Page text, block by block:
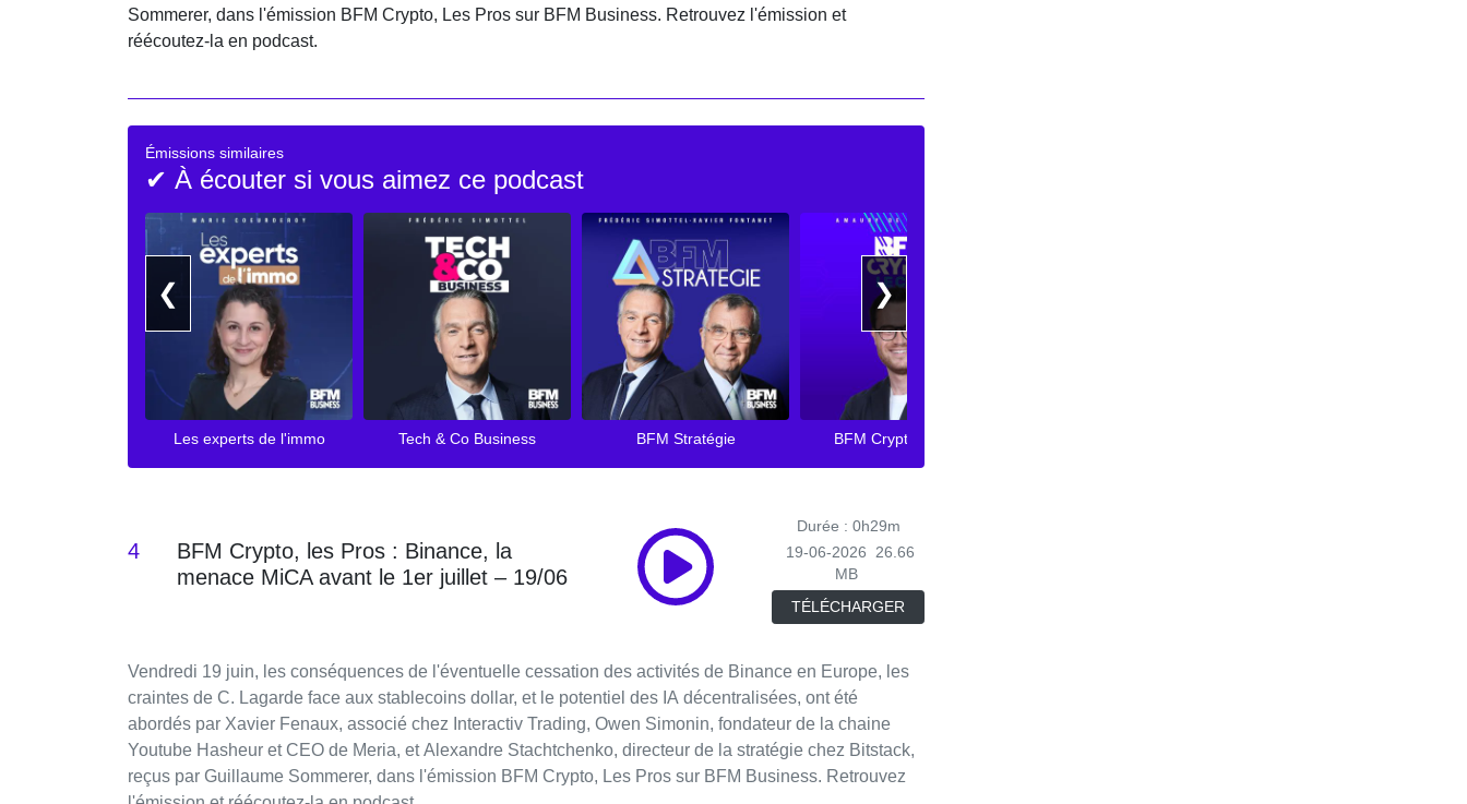
Sommerer, dans l'émission BFM Crypto, Les Pros sur BFM Business. Retrouvez l'émission et
réécoutez-la en podcast.
Émissions similaires
✔ À écouter si vous aimez ce podcast
❮
Les experts de l'immo Tech & Co Business BFM Stratégie BFM Crypto Le Club
❯
4
BFM Crypto, les Pros : Binance, la
menace MiCA avant le 1er juillet – 19/06
Durée : 0h29m
19-06-2026
26.66
MB
TÉLÉCHARGER
Vendredi 19 juin, les conséquences de l'éventuelle cessation des activités de Binance en Europe, les
craintes de C. Lagarde face aux stablecoins dollar, et le potentiel des IA décentralisées, ont été
abordés par Xavier Fenaux, associé chez Interactiv Trading, Owen Simonin, fondateur de la chaine
Youtube Hasheur et CEO de Meria, et Alexandre Stachtchenko, directeur de la stratégie chez Bitstack,
reçus par Guillaume Sommerer, dans l'émission BFM Crypto, Les Pros sur BFM Business. Retrouvez